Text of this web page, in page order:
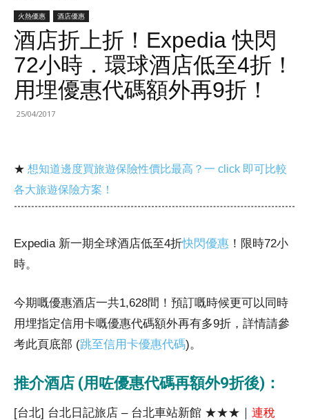
火熱優惠 酒店優惠
酒店折上折！Expedia 快閃
72小時．環球酒店低至4折！
用埋優惠代碼額外再9折！
25/04/2017
★ 想知道邊度買旅遊保險性價比最高？一 click 即可比較
各大旅遊保險方案！
Expedia 新一期全球酒店低至4折快閃優惠 ！限時72小
時。
今期嘅優惠酒店一共1,628間！預訂嘅時候更可以同時
用埋指定信用卡嘅優惠代碼額外再有多9折，詳情請參
考此頁底部 (跳至信用卡優惠代碼)。
推介酒店 (用咗優惠代碼再額外9折後)：
[台北] 台北日記旅店 – 台北車站新館 ★★★｜ 連稅